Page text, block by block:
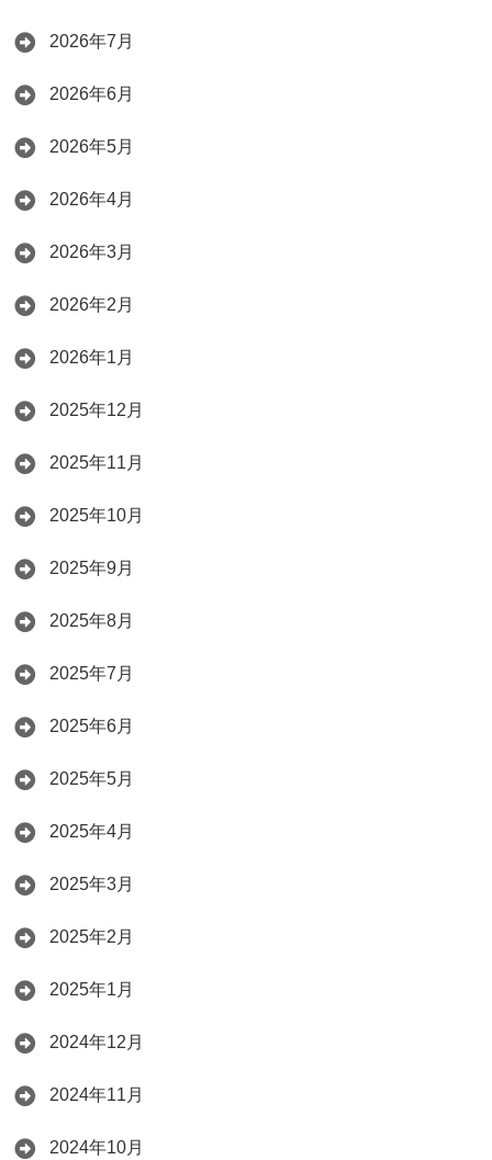
2026年7月
2026年6月
2026年5月
2026年4月
2026年3月
2026年2月
2026年1月
2025年12月
2025年11月
2025年10月
2025年9月
2025年8月
2025年7月
2025年6月
2025年5月
2025年4月
2025年3月
2025年2月
2025年1月
2024年12月
2024年11月
2024年10月